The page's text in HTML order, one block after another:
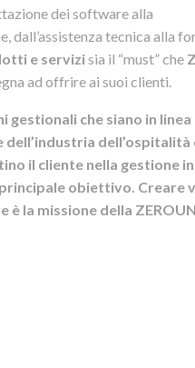
dei software alla
dall’assistenza tecnica alla
e servizisia il “must” che
ad offrire ai suoi clienti.
gestionali che siano in linea
dell’industria
il cliente nella gestione
obiettivo. Creare
è la missione della